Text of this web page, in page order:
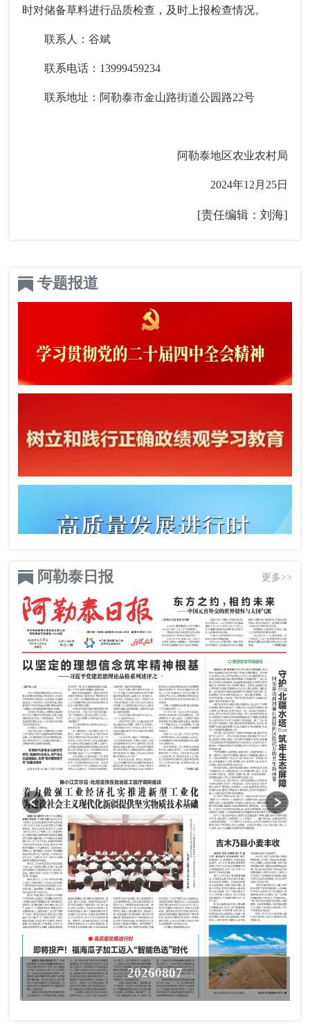
时对储备草料进行品质检查，及时上报检查情况。
联系人：谷斌
联系电话：13999459234
联系地址：阿勒泰市金山路街道公园路22号
阿勒泰地区农业农村局
2024年12月25日
[责任编辑：刘海]
专题报道
阿勒泰日报 更多>>
20260807